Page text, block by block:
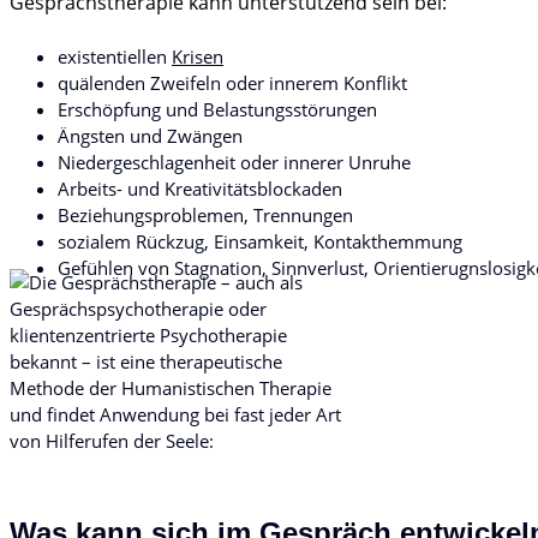
existentiellen Krisen
quälenden Zweifeln oder innerem Konflikt
Erschöpfung und Belastungsstörungen
Ängsten und Zwängen
Niedergeschlagenheit oder innerer Unruhe
Arbeits- und Kreativitätsblockaden
Beziehungsproblemen, Trennungen
sozialem Rückzug, Einsamkeit, Kontakthemmung
Gefühlen von Stagnation, Sinnverlust,